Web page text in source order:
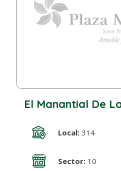
El Manantial De
Local:314
Sector:10